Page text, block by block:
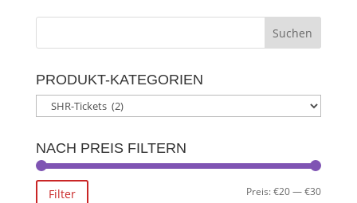
PRODUKT-KATEGORIEN
NACH PREIS FILTERN
Min.
Max.
Filter Preis:€20—€30